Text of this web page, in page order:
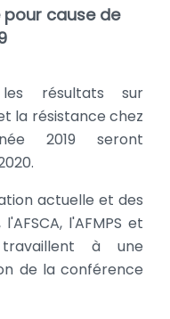
cause de
résultats sur
la résistance chez
2019 seront
actuelle et des
l'AFMPS et
à une
de la conférence